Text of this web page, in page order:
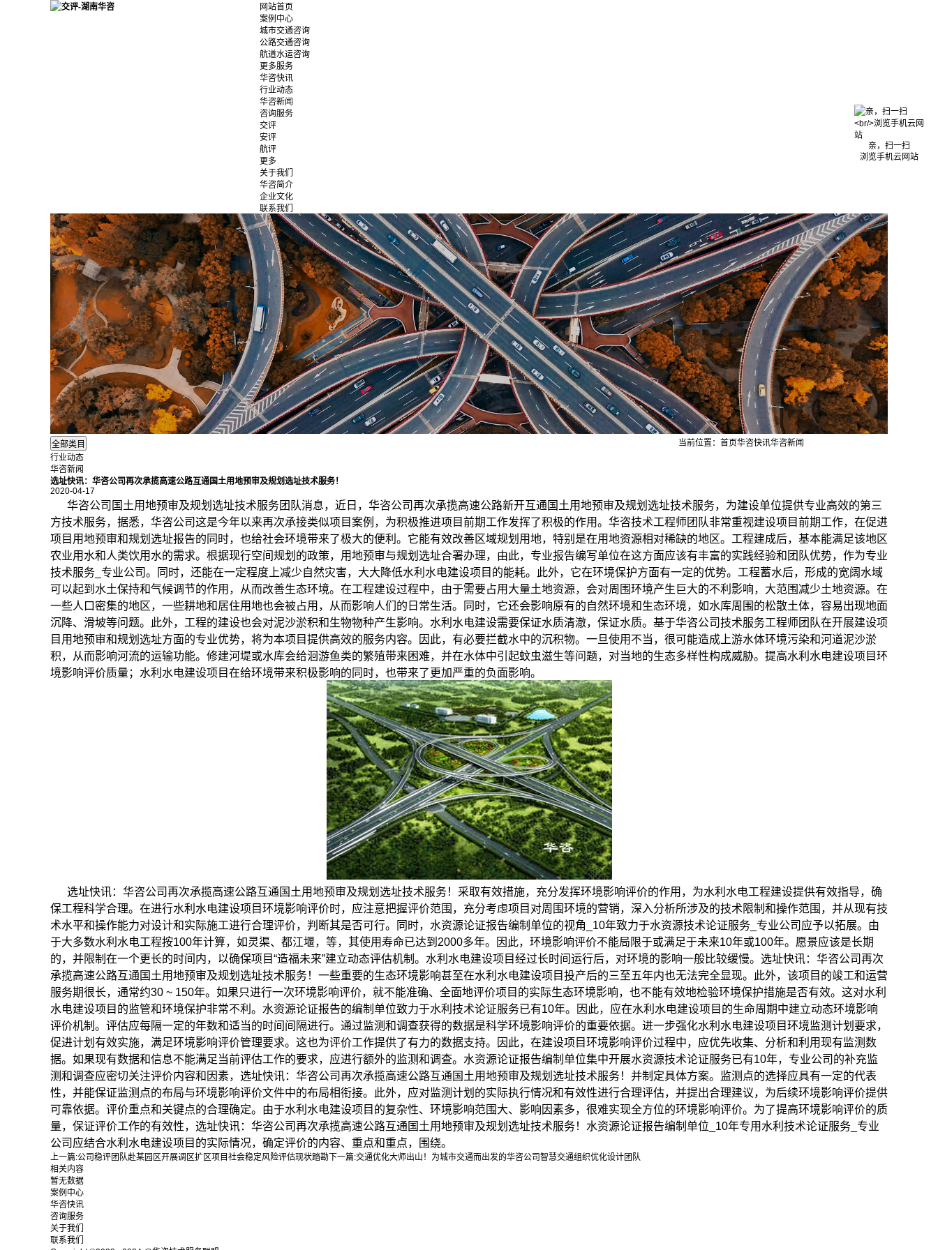
网站首页
案例中心
城市交通咨询
公路交通咨询
航道水运咨询
更多服务
华咨快讯
行业动态
华咨新闻
咨询服务
交评
安评
航评
更多
关于我们
华咨简介
企业文化
联系我们
行业动态
华咨新闻
当前位置： 首页华咨快讯华咨新闻
选址快讯：华咨公司再次承揽高速公路互通国土用地预审及规划选址技术服务！
2020-04-17
华咨公司国土用地预审及规划选址技术服务团队消息，近日，华咨公司再次承揽高速公路新开互通国土用地预审及规划选址技术服务，为建设单位提供专业高效的第三
方技术服务，据悉，华咨公司这是今年以来再次承接类似项目案例，为积极推进项目前期工作发挥了积极的作用。 华咨技术工程师团队非常重视建设项目前期工作，在促进
项目用地预审和规划选址报告的同时，也给社会环境带来了极大的便利。它能有效改善区域规划用地，特别是在用地资源相对稀缺的地区。工程建成后，基本能满足该地区
农业用水和人类饮用水的需求。根据现行空间规划的政策，用地预审与规划选址合署办理，由此，专业报告编写单位在这方面应该有丰富的实践经验和团队优势，作为专业
技术服务_专业公司。同时，还能在一定程度上减少自然灾害，大大降低水利水电建设项目的能耗。此外，它在环境保护方面有一定的优势。工程蓄水后，形成的宽阔水域
可以起到水土保持和气候调节的作用，从而改善生态环境。在工程建设过程中，由于需要占用大量土地资源，会对周围环境产生巨大的不利影响，大范围减少土地资源。在
一些人口密集的地区，一些耕地和居住用地也会被占用，从而影响人们的日常生活。同时，它还会影响原有的自然环境和生态环境，如水库周围的松散土体，容易出现地面
沉降、滑坡等问题。此外，工程的建设也会对泥沙淤积和生物物种产生影响。水利水电建设需要保证水质清澈，保证水质。基于华咨公司技术服务工程师团队在开展建设项
目用地预审和规划选址方面的专业优势，将为本项目提供高效的服务内容。因此，有必要拦截水中的沉积物。一旦使用不当，很可能造成上游水体环境污染和河道泥沙淤
积，从而影响河流的运输功能。修建河堤或水库会给洄游鱼类的繁殖带来困难，并在水体中引起蚊虫滋生等问题，对当地的生态多样性构成威胁。提高水利水电建设项目环
境影响评价质量；水利水电建设项目在给环境带来积极影响的同时，也带来了更加严重的负面影响。
选址快讯：华咨公司再次承揽高速公路互通国土用地预审及规划选址技术服务！采取有效措施，充分发挥环境影响评价的作用，为水利水电工程建设提供有效指导，确
保工程科学合理。在进行水利水电建设项目环境影响评价时，应注意把握评价范围，充分考虑项目对周围环境的营销，深入分析所涉及的技术限制和操作范围，并从现有技
术水平和操作能力对设计和实际施工进行合理评价，判断其是否可行。同时，水资源论证报告编制单位的视角_10年致力于水资源技术论证服务_专业公司应予以拓展。由
于大多数水利水电工程按100年计算，如灵渠、都江堰，等，其使用寿命已达到2000多年。因此，环境影响评价不能局限于或满足于未来10年或100年。愿景应该是长期
的，并限制在一个更长的时间内，以确保项目“造福未来”建立动态评估机制。水利水电建设项目经过长时间运行后，对环境的影响一般比较缓慢。选址快讯：华咨公司再次
承揽高速公路互通国土用地预审及规划选址技术服务！一些重要的生态环境影响甚至在水利水电建设项目投产后的三至五年内也无法完全显现。此外，该项目的竣工和运营
服务期很长，通常约30 ~ 150年。如果只进行一次环境影响评价，就不能准确、全面地评价项目的实际生态环境影响，也不能有效地检验环境保护措施是否有效。这对水利
水电建设项目的监管和环境保护非常不利。水资源论证报告的编制单位致力于水利技术论证服务已有10年。因此，应在水利水电建设项目的生命周期中建立动态环境影响
评价机制。评估应每隔一定的年数和适当的时间间隔进行。通过监测和调查获得的数据是科学环境影响评价的重要依据。进一步强化水利水电建设项目环境监测计划要求，
促进计划有效实施，满足环境影响评价管理要求。这也为评价工作提供了有力的数据支持。因此，在建设项目环境影响评价过程中，应优先收集、分析和利用现有监测数
据。如果现有数据和信息不能满足当前评估工作的要求，应进行额外的监测和调查。水资源论证报告编制单位集中开展水资源技术论证服务已有10年，专业公司的补充监
测和调查应密切关注评价内容和因素，选址快讯：华咨公司再次承揽高速公路互通国土用地预审及规划选址技术服务！并制定具体方案。监测点的选择应具有一定的代表
性，并能保证监测点的布局与环境影响评价文件中的布局相衔接。此外，应对监测计划的实际执行情况和有效性进行合理评估，并提出合理建议，为后续环境影响评价提供
可靠依据。评价重点和关键点的合理确定。由于水利水电建设项目的复杂性、环境影响范围大、影响因素多，很难实现全方位的环境影响评价。为了提高环境影响评价的质
量，保证评价工作的有效性，选址快讯：华咨公司再次承揽高速公路互通国土用地预审及规划选址技术服务！水资源论证报告编制单位_10年专用水利技术论证服务_专业
公司应结合水利水电建设项目的实际情况，确定评价的内容、重点和重点，围绕。
上一篇:公司稳评团队赴某园区开展调区扩区项目社会稳定风险评估现状踏勘 下一篇:交通优化大师出山！为城市交通而出发的华咨公司智慧交通组织优化设计团队
相关内容
暂无数据
案例中心
华咨快讯
咨询服务
关于我们
联系我们
亲，扫一扫
浏览手机云网站